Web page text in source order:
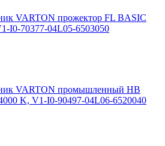
VARTON прожектор FL BASIC
I0-70377-04L05-6503050
VARTON промышленный HB
K, V1-I0-90497-04L06-6520040